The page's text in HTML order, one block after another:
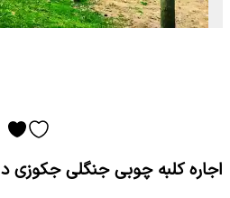
اجاره کلبه چوبی جنگلی جکوزی